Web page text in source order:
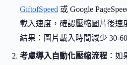
GiftofSpeed 或 Google
載入速度，確認壓縮圖片後速
結果：圖片載入時間減少 30-
考慮導入自動化壓縮流程 ：